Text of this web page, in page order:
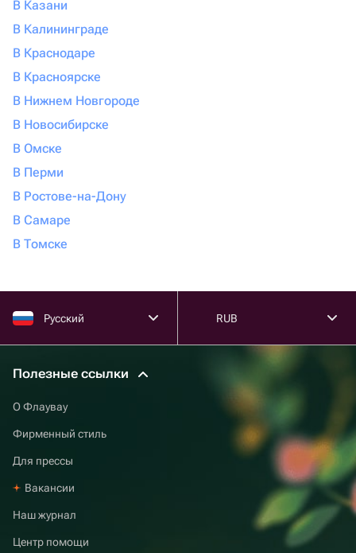
В Казани
В Калининграде
В Краснодаре
В Красноярске
В Нижнем Новгороде
В Новосибирске
В Омске
В Перми
В Ростове-на-Дону
В Самаре
В Томске
Русский RUB
Полезные ссылки
О Флаувау
Фирменный стиль
Для прессы
Вакансии
Наш журнал
Центр помощи